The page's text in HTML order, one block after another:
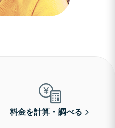
料金を計算・調べる